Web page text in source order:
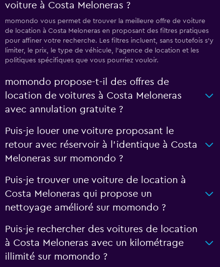
voiture à Costa Meloneras ?
momondo vous permet de trouver la meilleure offre de voiture
de location à Costa Meloneras en proposant des filtres pratiques
pour affiner votre recherche. Les filtres incluent, sans toutefois s'y
limiter, le prix, le type de véhicule, l'agence de location et les
politiques spécifiques que vous pourriez vouloir.
momondo propose-t-il des offres de
location de voitures à Costa Meloneras
avec annulation gratuite ?
Puis-je louer une voiture proposant le
retour avec réservoir à l’identique à Costa
Meloneras sur momondo ?
Puis-je trouver une voiture de location à
Costa Meloneras qui propose un
nettoyage amélioré sur momondo ?
Puis-je rechercher des voitures de location
à Costa Meloneras avec un kilométrage
illimité sur momondo ?